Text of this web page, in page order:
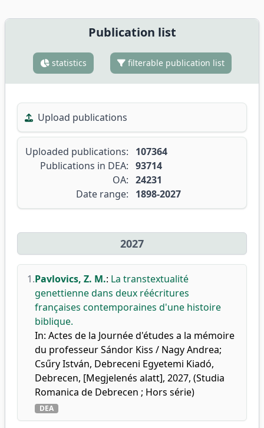
Publication list
statistics filterable publication list
Upload publications
Uploaded publications:
107364
Publications in DEA: 93714
OA: 24231
Date range:
1898-2027
2027
1.Pavlovics, Z. M.: La transtextualité
genettienne dans deux réécritures
françaises contemporaines d'une histoire
biblique.
In: Actes de la Journée d'études a la mémoire
du professeur Sándor Kiss / Nagy Andrea;
Csűry István, Debreceni Egyetemi Kiadó,
Debrecen, [Megjelenés alatt], 2027, (Studia
Romanica de Debrecen ; Hors série)
DEA